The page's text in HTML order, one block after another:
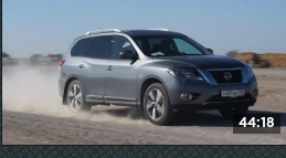
44:18